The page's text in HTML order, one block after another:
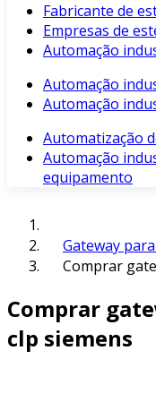
Fabricante de
Empresas de
Automação
Automação
Automação
Automatização
Automação
equipamento
Gateway
Comprar
Comprar
clp siemens